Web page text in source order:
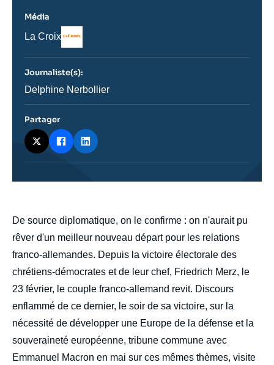
body
De source diplomatique, on le confirme : on n'aurait pu
rêver d'un meilleur nouveau départ pour les relations
franco-allemandes. Depuis la victoire électorale des
chrétiens-démocrates et de leur chef, Friedrich Merz, le
23 février, le couple franco-allemand revit. Discours
enflammé de ce dernier, le soir de sa victoire, sur la
nécessité de développer une Europe de la défense et la
souveraineté européenne, tribune commune avec
Emmanuel Macron en mai sur ces mêmes thèmes, visite
Média
Nom
journal,
ou
émission
La Croix
Journaliste(s):
Journaliste
Delphine Nerbollier
Partager